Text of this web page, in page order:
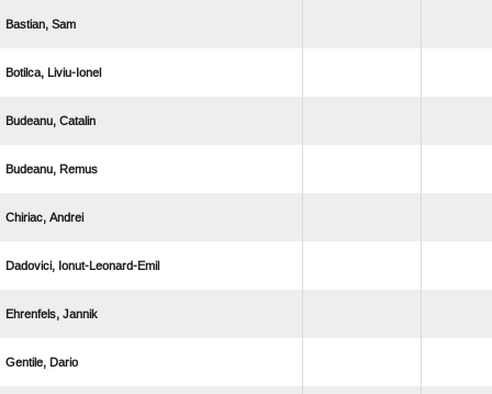
 
 
 
 
 
 
 
 